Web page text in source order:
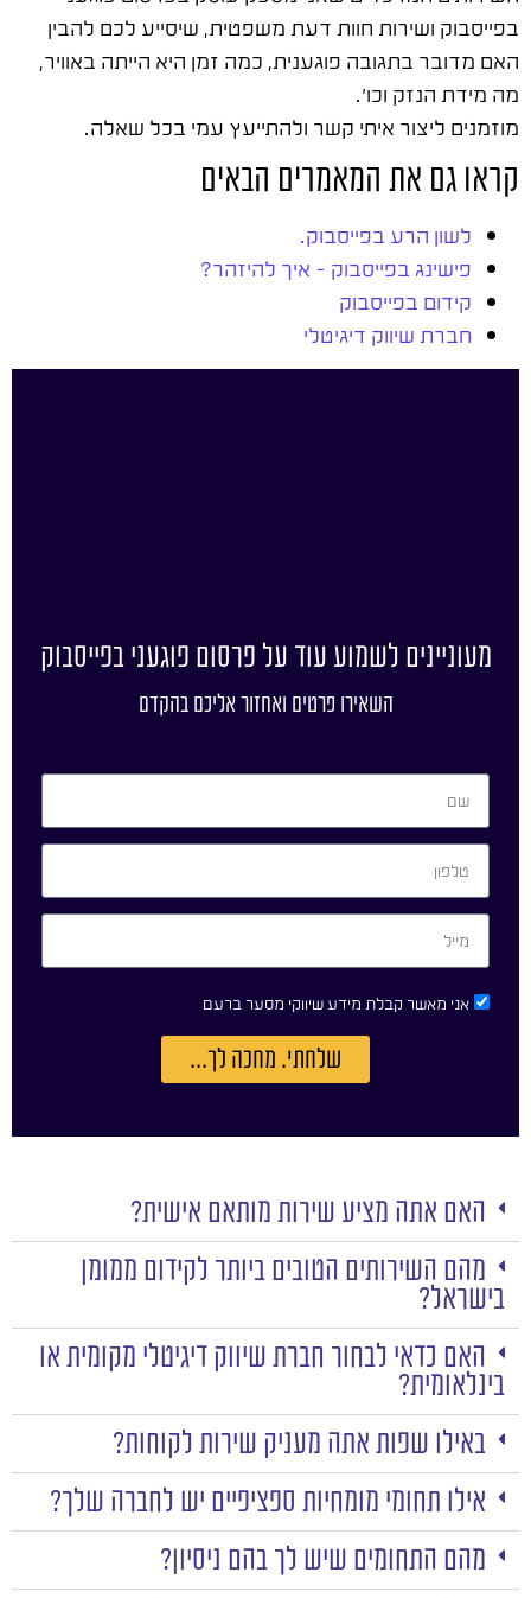
בפייסבוק ושירות חוות דעת משפטית, שיסייע לכם להבין
האם מדובר בתגובה פוגענית, כמה זמן היא הייתה באוויר,
מה מידת הנזק וכו'.
מוזמנים ליצור איתי קשר ולהתייעץ עמי בכל שאלה.
קראו גם את המאמרים הבאים
לשון הרע בפייסבוק.
פישינג בפייסבוק – איך להיזהר?
קידום בפייסבוק
חברת שיווק דיגיטלי
מעוניינים לשמוע עוד על פרסום פוגעני בפייסבוק
השאירו פרטים ואחזור אליכם בהקדם
אני מאשר קבלת מידע שיווקי מסער ברעם
שלחתי. מחכה לך...
האם אתה מציע שירות מותאם אישית?
מהם השירותים הטובים ביותר לקידום ממומן
בישראל?
האם כדאי לבחור חברת שיווק דיגיטלי מקומית או
בינלאומית?
באילו שפות אתה מעניק שירות לקוחות?
אילו תחומי מומחיות ספציפיים יש לחברה שלך?
מהם התחומים שיש לך בהם ניסיון?